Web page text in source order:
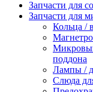
Запчасти для
Запчасти для
Кольца /
поддона
Лампы /
Слюда